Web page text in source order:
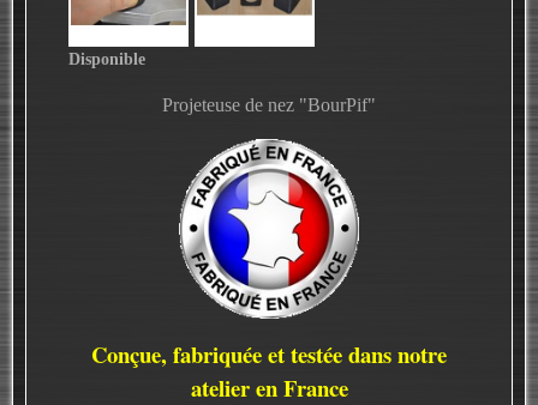
Disponible
Projeteuse de nez "BourPif"
Conçue, fabriquée et testée dans notre
atelier en France